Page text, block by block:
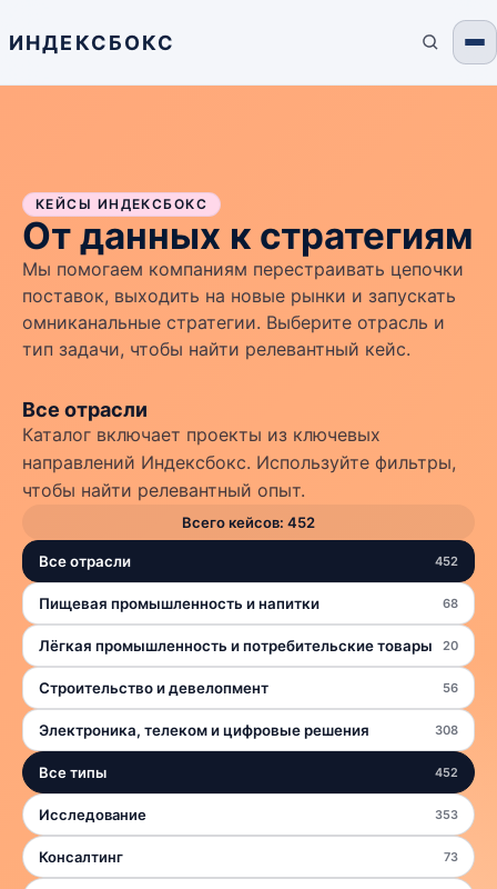
ИНДЕКСБОКС
КЕЙСЫ ИНДЕКСБОКС
От данных к стратегиям
Мы помогаем компаниям перестраивать цепочки
поставок, выходить на новые рынки и запускать
омниканальные стратегии. Выберите отрасль и
тип задачи, чтобы найти релевантный кейс.
Все отрасли
Каталог включает проекты из ключевых
направлений Индексбокс. Используйте фильтры,
чтобы найти релевантный опыт.
Всего кейсов: 452
Все отрасли 452
Пищевая промышленность и напитки 68
Лёгкая промышленность и потребительские товары 20
Строительство и девелопмент 56
Электроника, телеком и цифровые решения 308
Все типы 452
Исследование 353
Консалтинг 73